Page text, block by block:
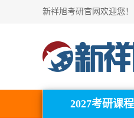
新祥旭考研官网欢迎您！
2027考研课程